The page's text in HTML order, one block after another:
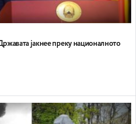
јакнее преку националното